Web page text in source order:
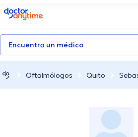
doctoranytime
Encuentra un médico
Oftalmólogos Quito